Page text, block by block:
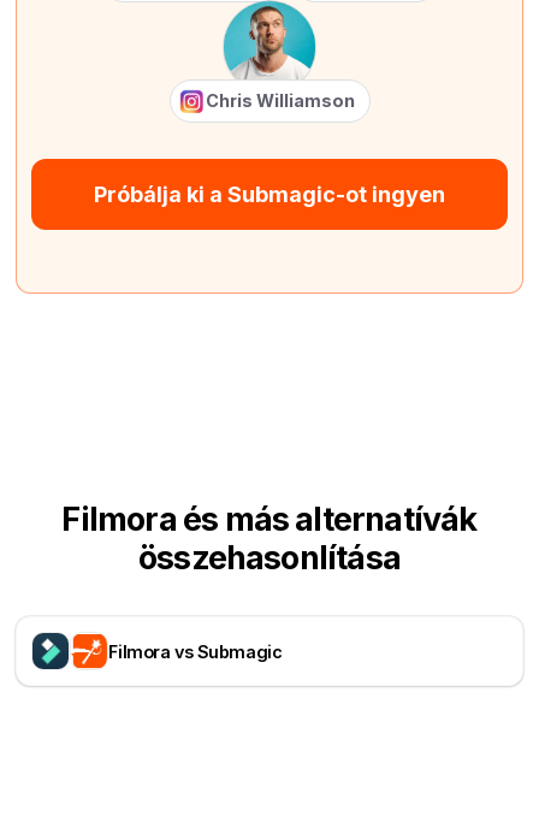
Chris Williamson
Próbálja ki a Submagic-ot ingyen
Filmora és más alternatívák
összehasonlítása
Filmora vs Submagic